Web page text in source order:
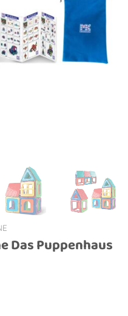
Das Puppenhaus